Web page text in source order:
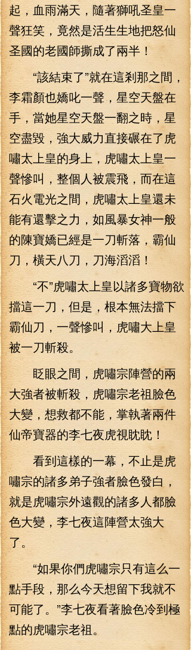
起，血雨滿天，隨著獅吼圣皇一
聲狂笑，竟然是活生生地把怒仙
圣國的老國師撕成了兩半！
“該結束了”就在這剎那之間，
李霜顏也嬌叱一聲，星空天盤在
手，當她星空天盤一翻之時，星
空盡毀，強大威力直接碾在了虎
嘯太上皇的身上，虎嘯太上皇一
聲慘叫，整個人被震飛，而在這
石火電光之間，虎嘯太上皇還未
能有還擊之力，如風暴女神一般
的陳寶嬌已經是一刀斬落，霸仙
刀，橫天八刀，刀海滔滔！
“不”虎嘯太上皇以諸多寶物欲
擋這一刀，但是，根本無法擋下
霸仙刀，一聲慘叫，虎嘯大上皇
被一刀斬殺。
眨眼之間，虎嘯宗陣營的兩
大強者被斬殺，虎嘯宗老祖臉色
大變，想救都不能，掌執著兩件
仙帝寶器的李七夜虎視眈眈！
看到這樣的一幕，不止是虎
嘯宗的諸多弟子強者臉色發白，
就是虎嘯宗外遠觀的諸多人都臉
色大變，李七夜這陣營太強大
了。
“如果你們虎嘯宗只有這么一
點手段，那么今天想留下我就不
可能了。”李七夜看著臉色冷到極
點的虎嘯宗老祖。